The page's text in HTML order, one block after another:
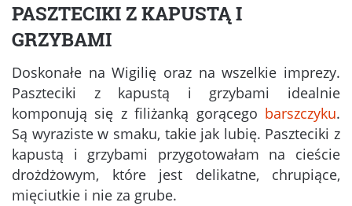
PASZTECIKI Z KAPUSTĄ I
GRZYBAMI
Doskonałe na Wigilię oraz na wszelkie imprezy.
Paszteciki z kapustą i grzybami idealnie
komponują się z filiżanką gorącego barszczyku.
Są wyraziste w smaku, takie jak lubię. Paszteciki z
kapustą i grzybami przygotowałam na cieście
drożdżowym, które jest delikatne, chrupiące,
mięciutkie i nie za grube.